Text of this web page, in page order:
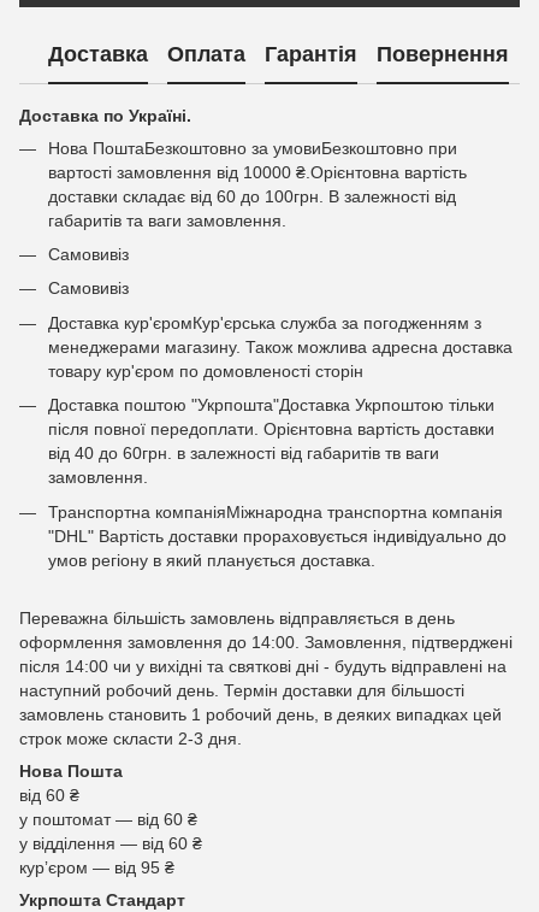
Доставка Оплата Гарантія Повернення
Доставка по Україні.
Нова ПоштаБезкоштовно за умовиБезкоштовно при
вартості замовлення від 10000 ₴.Орієнтовна вартість
доставки складає від 60 до 100грн. В залежності від
габаритів та ваги замовлення.
Самовивіз
Самовивіз
Доставка кур'єромКур'єрська служба за погодженням з
менеджерами магазину. Також можлива адресна доставка
товару кур'єром по домовленості сторін
Доставка поштою "Укрпошта"Доставка Укрпоштою тільки
після повної передоплати. Орієнтовна вартість доставки
від 40 до 60грн. в залежності від габаритів тв ваги
замовлення.
Транспортна компаніяМіжнародна транспортна компанія
"DHL" Вартість доставки прораховується індивідуально до
умов регіону в який планується доставка.
Переважна більшість замовлень відправляється в день
оформлення замовлення до 14:00. Замовлення, підтверджені
після 14:00 чи у вихідні та святкові дні - будуть відправлені на
наступний робочий день. Термін доставки для більшості
замовлень становить 1 робочий день, в деяких випадках цей
строк може скласти 2-3 дня.
Нова Пошта
від 60 ₴
у поштомат — від 60 ₴
у відділення — від 60 ₴
курʼєром — від 95 ₴
Укрпошта Стандарт